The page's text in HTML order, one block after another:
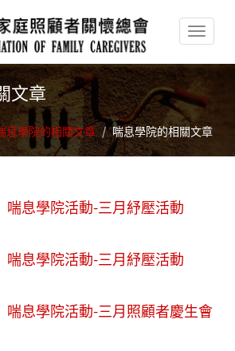
文章
息學院的相關文章 / 喘息學院的相關文章
喘息學院活動-三月紓壓活動
喘息學院活動-三月紓壓活動
喘息學院活動-三月照顧者慶生會